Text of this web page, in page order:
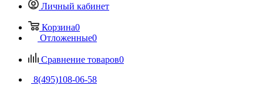
Личный кабинет
Корзина0
Отложенные0
Сравнение товаров0
8(495)108-06-58